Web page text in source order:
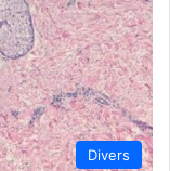
Divers